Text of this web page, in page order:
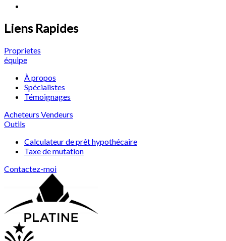
Liens Rapides
Proprietes
équipe
À propos
Spécialistes
Témoignages
Acheteurs Vendeurs
Outils
Calculateur de prêt hypothécaire
Taxe de mutation
Contactez-moi